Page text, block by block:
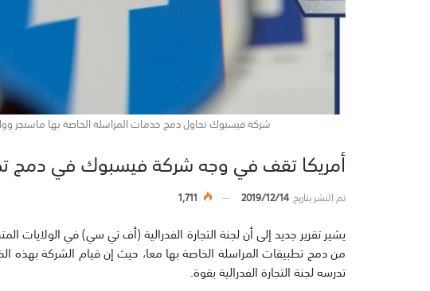
شركة فيسبوك تحاول دمج خدمات المراسلة الخاصة بها ماسنجر
أمريكا تقف في وجه شركة فيسبوك في دمج
تم النشر بتاريخ2019/12/14
1,711
يشير تقرير جديد إلى أن لجنة التجارة الفدرالية (أف تي سي) في
من دمج تطبيقات المراسلة الخاصة بها معا، حيث إن قيام الشركة
تدرسه لجنة التجارة الفدرالية بقوة.